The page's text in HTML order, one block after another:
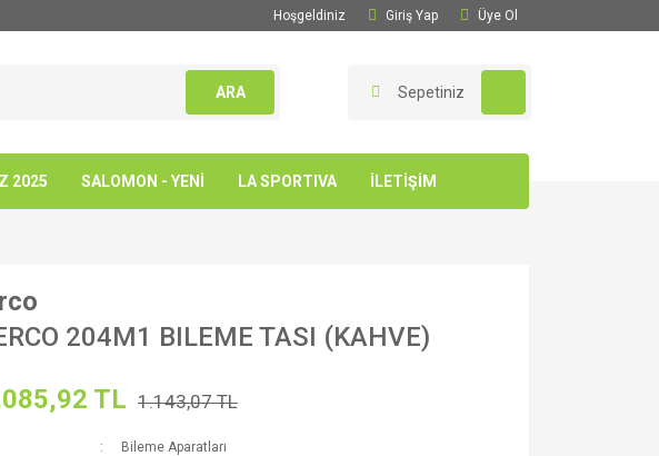
Hoşgeldiniz Giriş Yap Üye Ol
ARA Sepetiniz
2025 SALOMON - YENİ LA SPORTIVA İLETİŞİM
204M1 BILEME TASI (KAHVE)
TL 1.143,07 TL
Bileme Aparatları